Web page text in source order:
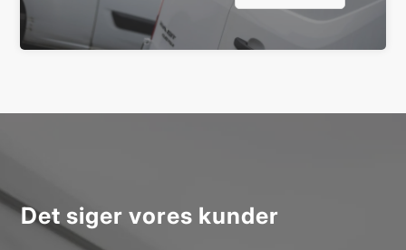
Det siger vores kunder